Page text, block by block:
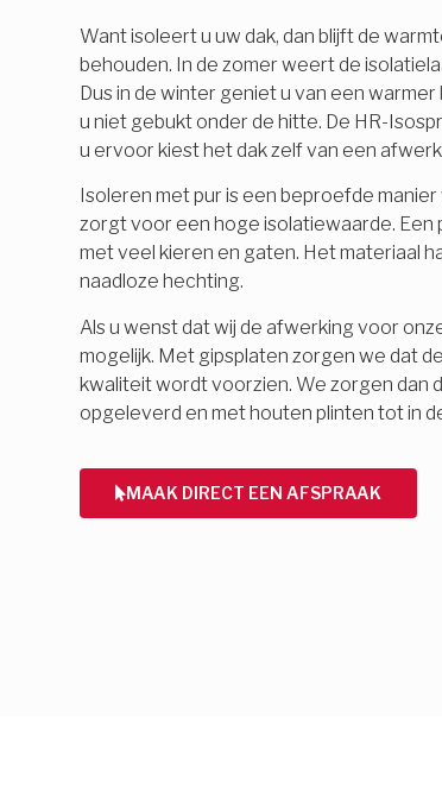
Want isoleert u uw dak, dan blijft de
behouden. In de zomer weert de
Dus in de winter geniet u van een
u niet gebukt onder de hitte. De HR-
u ervoor kiest het dak zelf van een
Isoleren met pur is een beproefde
zorgt voor een hoge isolatiewaarde.
met veel kieren en gaten. Het materiaal
naadloze hechting.
Als u wenst dat wij de afwerking voor
mogelijk. Met gipsplaten zorgen we dat
kwaliteit wordt voorzien. We zorgen dan
opgeleverd en met houten plinten tot in
MAAK DIRECT EEN AFSPRAAK